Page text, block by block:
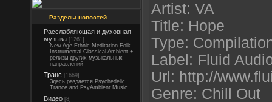
Разделы новостей
Расслабляющая и духовная
музыка [1261]
New Age Ethnic Meditation Folk
Instrumental Classical Ambient +
релизы других музыкальных
направлений
Транс [1669]
Здесь раздается Psychedelic
Trance and PsyAmbient Music.
Видео [8]
Artist: VA
Title: Hope
Type:
Label: Fluid
Url: http://
Genre: Chill Out